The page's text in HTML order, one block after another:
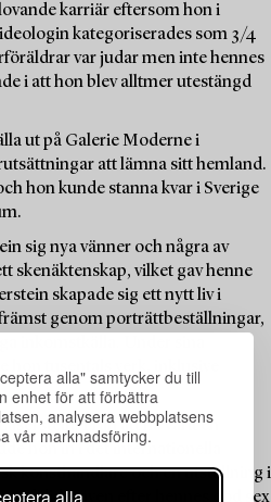
alla" samtycker du till
enhet för att förbättra
analysera webbplatsens
vår marknadsföring.
alla
karriär eftersom hon i
kategoriserades som 3/4
var judar men inte hennes
i att hon blev alltmer utestängd
ut på Galerie Moderne i
att lämna sitt hemland.
hon kunde stanna kvar i Sverige
sig nya vänner och några av
skenäktenskap, vilket gav henne
skapade sig ett nytt liv i
genom porträttbeställningar,
inkomstkälla. Under sina
hon tusentals verk, inklusive
Från att ha varit en
hon in i det internationella
konsthandlare och en utställning i
följde, även efter hennes död sex